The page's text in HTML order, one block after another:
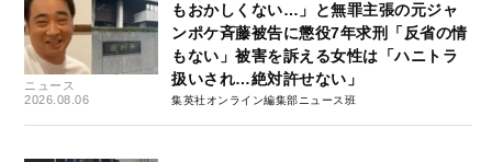
ニュース
2026.08.06
もおかしくない…」と無罪主張の元ジャ
ンポケ斉藤被告に懲役7年求刑「反省の情
もない」被害を訴える女性は「ハニトラ
扱いされ…絶対許せない」
集英社オンライン編集部ニュース班